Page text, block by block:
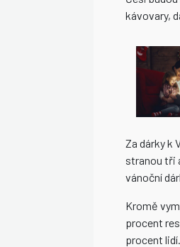
kávovary,
Za dárky k
stranou tři
vánoční
Kromě
procent
procent